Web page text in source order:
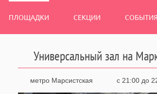
ПЛОЩАДКИ СЕКЦИИ СОБЫТИЯ
Универсальный зал на
метро Марсистская с 21:00 до